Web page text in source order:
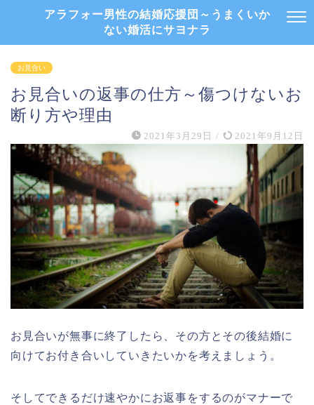
アラフォー男性の結婚応援団～うまくいか
ない婚活にサヨナラ
お見合い
お見合いの返事の仕方～傷つけないお
断り方や理由
2021年3月29日 / 2021年9月12日
お見合いが無事に終了したら、その方とその後結婚に
向けてお付き合いしていきたいかを考えましょう。
そしてできるだけ速やかにお返事をするのがマナーで